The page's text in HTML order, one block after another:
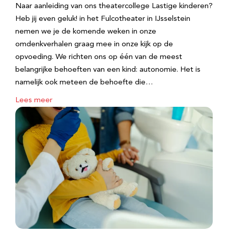
Naar aanleiding van ons theatercollege Lastige kinderen?
Heb jij even geluk! in het Fulcotheater in IJsselstein
nemen we je de komende weken in onze
omdenkverhalen graag mee in onze kijk op de
opvoeding. We richten ons op één van de meest
belangrijke behoeften van een kind: autonomie. Het is
namelijk ook meteen de behoefte die…
Lees meer